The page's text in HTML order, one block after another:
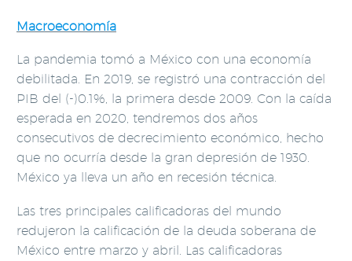
Macroeconomía
La pandemia tomó a México con una economía
debilitada. En 2019, se registró una contracción del
PIB del (-)0.1%, la primera desde 2009. Con la caída
esperada en 2020, tendremos dos años
consecutivos de decrecimiento económico, hecho
que no ocurría desde la gran depresión de 1930.
México ya lleva un año en recesión técnica.
Las tres principales calificadoras del mundo
redujeron la calificación de la deuda soberana de
México entre marzo y abril. Las calificadoras